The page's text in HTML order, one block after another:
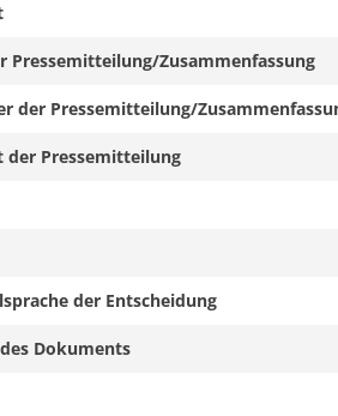
Pressemitteilung/Zusammenfassung
der Pressemitteilung/
der Pressemitteilung
der Entscheidung
Dokuments